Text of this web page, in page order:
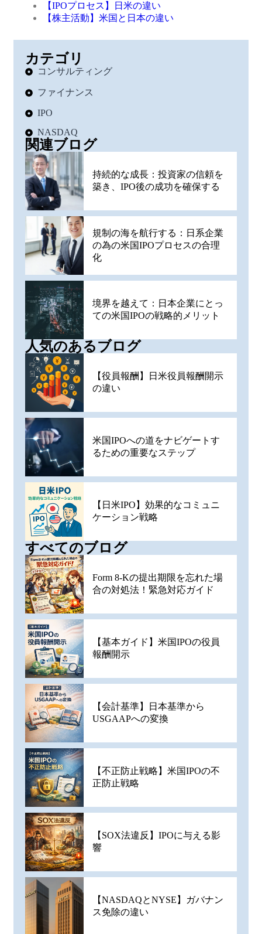
【IPOプロセス】日米の違い
【株主活動】米国と日本の違い
カテゴリ
コンサルティング
ファイナンス
IPO
NASDAQ
関連ブログ
持続的な成長：投資家の信頼を
築き、IPO後の成功を確保する
規制の海を航行する：日系企業
の為の米国IPOプロセスの合理
化
境界を越えて：日本企業にとっ
ての米国IPOの戦略的メリット
人気のあるブログ
【役員報酬】日米役員報酬開示
の違い
米国IPOへの道をナビゲートす
るための重要なステップ
【日米IPO】効果的なコミュニ
ケーション戦略
すべてのブログ
Form 8-Kの提出期限を忘れた場
合の対処法！緊急対応ガイド
【基本ガイド】米国IPOの役員
報酬開示
【会計基準】日本基準から
USGAAPへの変換
【不正防止戦略】米国IPOの不
正防止戦略
【SOX法違反】IPOに与える影
響
【NASDAQとNYSE】ガバナン
ス免除の違い